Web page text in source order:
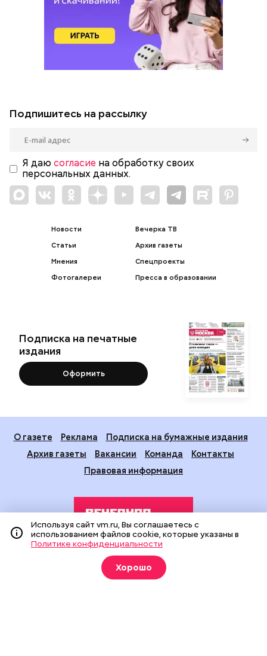
Подпишитесь на рассылку
Я даю согласие на обработку своих
персональных данных.
Новости
Статьи
Мнения
Фотогалереи
Вечерка ТВ
Архив газеты
Спецпроекты
Пресса в образовании
Подписка на печатные
издания
Оформить
О газете Реклама
Подписка на бумажные издания
Архив газеты
Вакансии Команда
Контакты
Правовая информация
Издание создано при финансовой поддержке Департамента
средств массовой информации и рекламы города Москвы.
На сайте применяются рекомендательные технологии
Используя сайт vm.ru, Вы соглашаетесь с
использованием файлов cookie, которые указаны в
Политике конфиденциальности
Хорошо